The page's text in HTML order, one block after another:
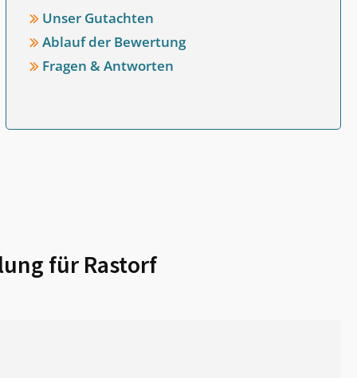
Unser Gutachten
Ablauf der Bewertung
Fragen & Antworten
für Rastorf